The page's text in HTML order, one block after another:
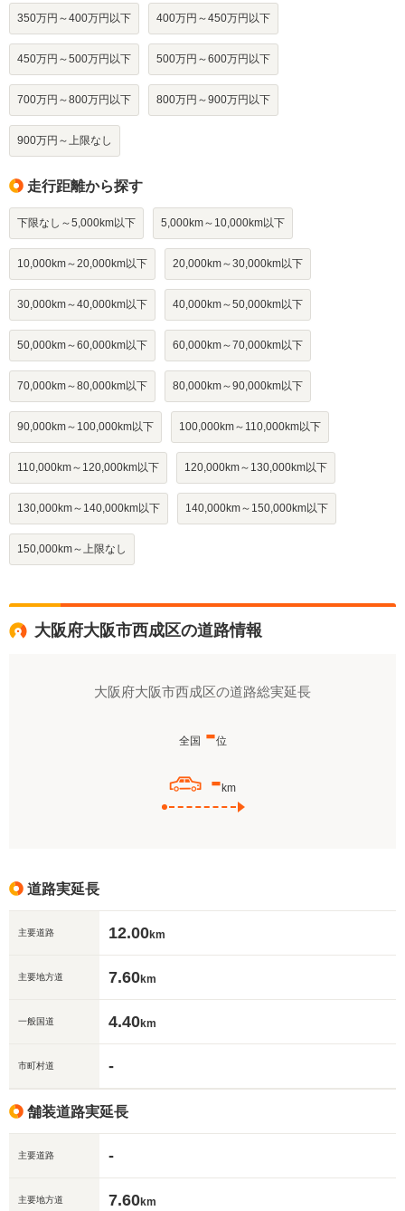
350万円～400万円以下 400万円～450万円以下
450万円～500万円以下 500万円～600万円以下
700万円～800万円以下 800万円～900万円以下
900万円～上限なし
走行距離から探す
下限なし～5,000km以下 5,000km～10,000km以下
10,000km～20,000km以下 20,000km～30,000km以下
30,000km～40,000km以下 40,000km～50,000km以下
50,000km～60,000km以下 60,000km～70,000km以下
70,000km～80,000km以下 80,000km～90,000km以下
90,000km～100,000km以下 100,000km～110,000km以下
110,000km～120,000km以下 120,000km～130,000km以下
130,000km～140,000km以下 140,000km～150,000km以下
150,000km～上限なし
大阪府大阪市西成区の道路情報
大阪府大阪市西成区の道路総実延長
全国 -位
- km
道路実延長
主要道路 12.00km
主要地方道 7.60km
一般国道 4.40km
市町村道 -
舗装道路実延長
主要道路 -
主要地方道 7.60km